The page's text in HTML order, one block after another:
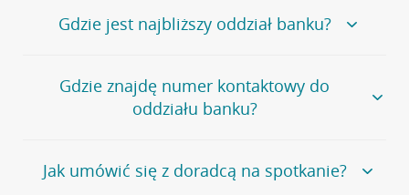
Gdzie jest najbliższy oddział banku?
Jeśli szukasz oddziału naszego banku, zapraszamy na
stronęPlacówki i bankomaty, na której znajduje się
wygodna wyszukiwarka.
oddziałów
Gdzie znajdę numer kontaktowy do
oddziału banku?
Bank Credit Agricole nie udostępnia ogólnego numeru
telefonu do placówki bankowej.
Jak umówić się z doradcą na spotkanie?